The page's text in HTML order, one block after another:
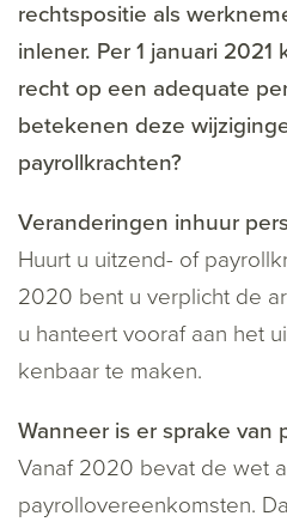
rechtspositie als
inlener. Per 1 januari
recht op een adequate
betekenen deze
payrollkrachten?
Veranderingen inhuur
Huurt u uitzend- of
2020 bent u verplicht de
u hanteert vooraf aan het
kenbaar te maken.
Wanneer is er sprake van
Vanaf 2020 bevat de wet
payrollovereenkomsten.